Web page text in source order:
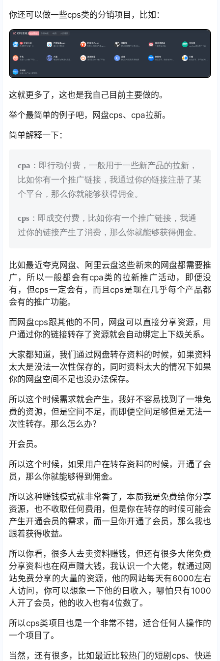
你还可以做一些cps类的分销项目，比如：
这就更多了，这也是我自己目前主要做的。
举个最简单的例子吧，网盘cps、cpa拉新。
简单解释一下：
cpa ：即行动付费，一般用于一些新产品的拉新，
比如你有一个推广链接，我通过你的链接注册了某
个平台，那么你就能够获得佣金。
cps ：即成交付费，比如你有一个推广链接，我通
过你的链接产生了消费，那么你就能够获得佣金。
比如最近夸克网盘、阿里云盘这些新来的网盘都需要推
广，所以一般都会有cpa类的拉新推广活动，即便没
有，但cps一定会有，而且cps是现在几乎每个产品都
会有的推广功能。
而网盘cps跟其他的不同，网盘可以直接分享资源，用
户通过你的链接转存了资源就会自动绑定上下级关系。
大家都知道，我们通过网盘转存资料的时候，如果资料
太大是没法一次性保存的，同时资料太大的情况下如果
你的网盘空间不足也没办法保存。
所以这个时候需求就会产生，我好不容易找到了一堆免
费的资源，但是空间不足，而即便空间足够但是无法一
次性转存。那么怎么办？
开会员。
所以这个时候，如果用户在转存资料的时候，开通了会
员，那么你就能够得到佣金。
所以这种赚钱模式就非常香了，本质我是免费给你分享
资源，也不收取任何费用，但是你在转存的时候可能会
产生开通会员的需求，而一旦你开通了会员，那么我也
跟着获得收益。
所以你看，很多人去卖资料赚钱，但还有很多大佬免费
分享资料也在闷声赚大钱，我认识一个大佬，就通过网
站免费分享的大量的资源，他的网站每天有6000左右
人访问，你可以想象一下他的日收入，哪怕只有1000
人开了会员，他的收入也有4位数了。
所以cps类项目也是一个非常不错，适合任何人操作的
一个项目了。
当然，还有很多，比如最近比较热门的短剧cps、快递